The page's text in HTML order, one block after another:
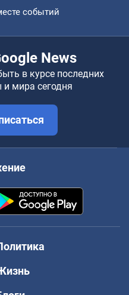
событий
News
в курсе последних
и мира сегодня